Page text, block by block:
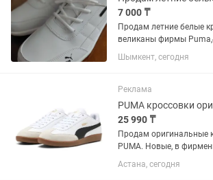
7 000 ₸
Продам летние белые
великаны фирмы
размер.Страна
Вьетнам.Материал
46 ногу,прислали на
больше.Брал за 9000
Шымкент, сегодня
Реклама
PUMA кроссовки
25 990 ₸
Продам оригинальные
PUMA. Новые, в
Размер 38 (24 см).
стильная модель,
Астана, сегодня